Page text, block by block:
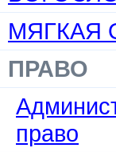
МЯГКАЯ
ПРАВО
право